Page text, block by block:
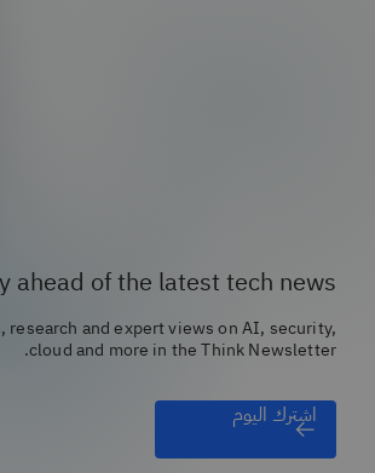
ahead of the latest tech news
research and expert views on AI, security,
cloud and more in the Think Newsletter.
اشترك اليوم